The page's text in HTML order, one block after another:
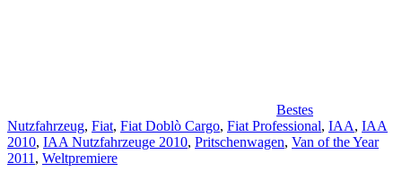
Bestes
Nutzfahrzeug, Fiat, Fiat Doblò Cargo, Fiat Professional, IAA, IAA
2010, IAA Nutzfahrzeuge 2010, Pritschenwagen, Van of the Year
2011 , Weltpremiere